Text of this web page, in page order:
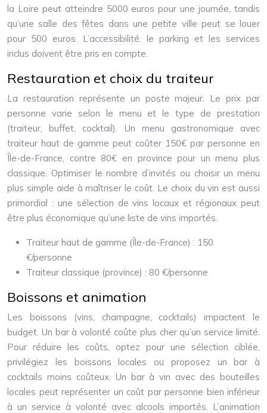
la Loire peut atteindre 5000 euros pour une journée, tandis
qu’une salle des fêtes dans une petite ville peut se louer
pour 500 euros. L’accessibilité, le parking et les services
inclus doivent être pris en compte.
Restauration et choix du traiteur
La restauration représente un poste majeur. Le prix par
personne varie selon le menu et le type de prestation
(traiteur, buffet, cocktail). Un menu gastronomique avec
traiteur haut de gamme peut coûter 150€ par personne en
Île-de-France, contre 80€ en province pour un menu plus
classique. Optimiser le nombre d’invités ou choisir un menu
plus simple aide à maîtriser le coût. Le choix du vin est aussi
primordial : une sélection de vins locaux et régionaux peut
être plus économique qu’une liste de vins importés.
Traiteur haut de gamme (Île-de-France) : 150
€/personne
Traiteur classique (province) : 80 €/personne
Boissons et animation
Les boissons (vins, champagne, cocktails) impactent le
budget. Un bar à volonté coûte plus cher qu’un service limité.
Pour réduire les coûts, optez pour une sélection ciblée,
privilégiez les boissons locales ou proposez un bar à
cocktails moins coûteux. Un bar à vin avec des bouteilles
locales peut représenter un coût par personne bien inférieur
à un service à volonté avec alcools importés. L’animation